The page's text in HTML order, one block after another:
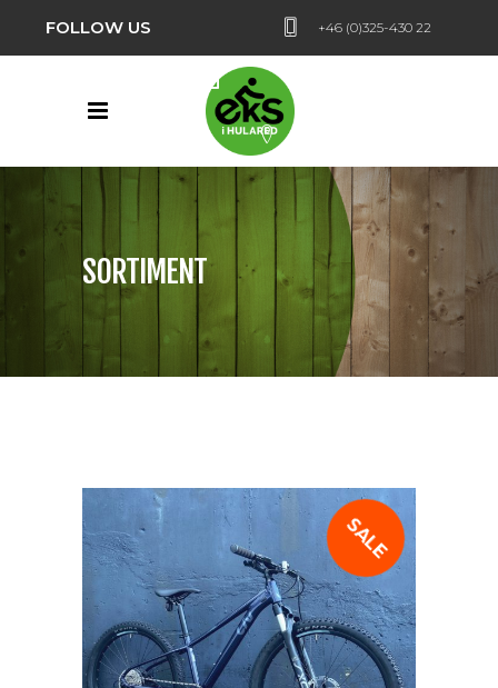
FOLLOW US +46 (0)325-430 22
SORTIMENT
SALE